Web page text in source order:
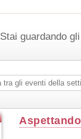
Stai guardando